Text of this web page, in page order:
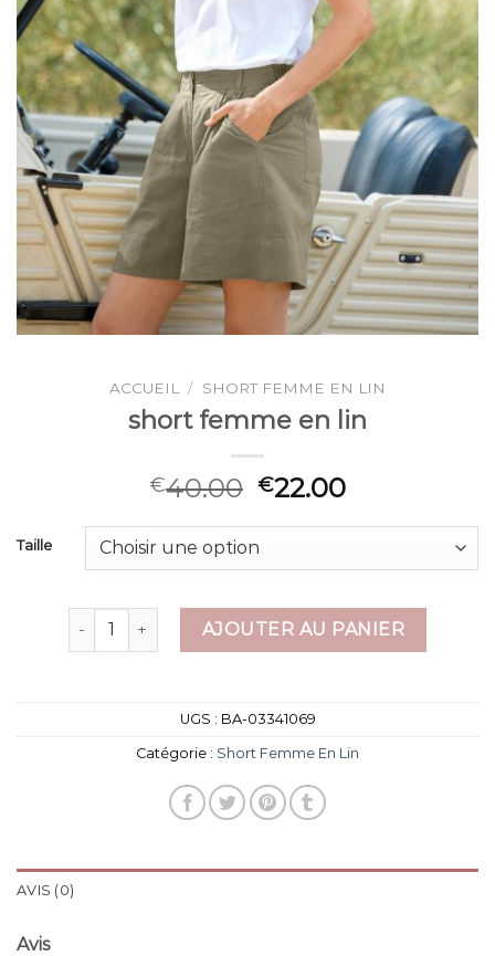
ACCUEIL / SHORT FEMME EN LIN
short femme en lin
€40.00 €22.00
Taille
quantité de short femme en lin
AJOUTER AU PANIER
UGS : BA-03341069
Catégorie : Short Femme En Lin
AVIS (0)
Avis